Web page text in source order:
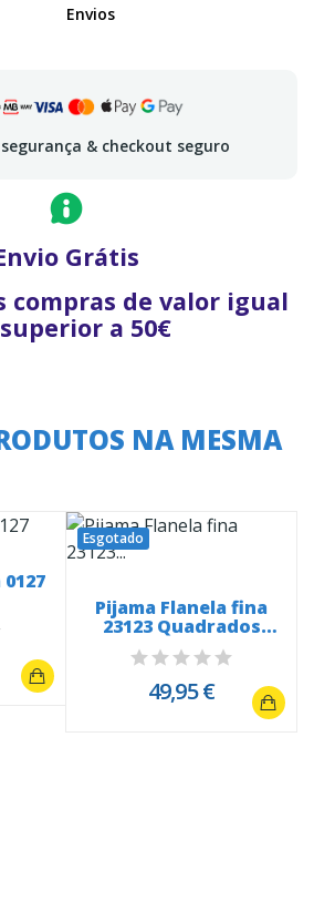
Envios
& checkout seguro
Grátis
compras de valor igual
a 50€
NA MESMA
Esgotado
Pijama Flanela fina
23123 Quadrados
vermelhos
49,95 €